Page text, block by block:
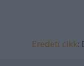
Eredeti cikk: